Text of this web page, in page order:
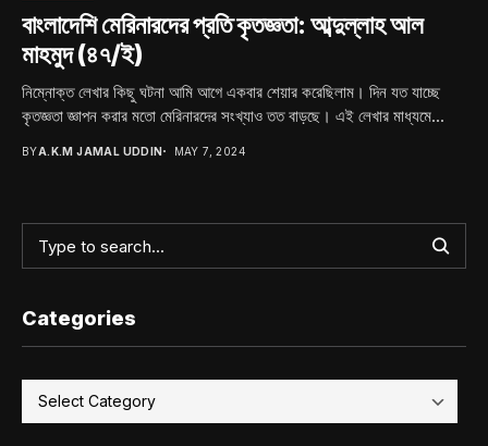
বাংলাদেশি মেরিনারদের প্রতি কৃতজ্ঞতা: আব্দুল্লাহ আল
মাহমুদ (৪৭/ই)
নিম্নোক্ত লেখার কিছু ঘটনা আমি আগে একবার শেয়ার করেছিলাম। দিন যত যাচ্ছে
কৃতজ্ঞতা জ্ঞাপন করার মতো মেরিনারদের সংখ্যাও তত বাড়ছে। এই লেখার মাধ্যমে...
BYA.K.M JAMAL UDDIN MAY 7, 2024
Categories